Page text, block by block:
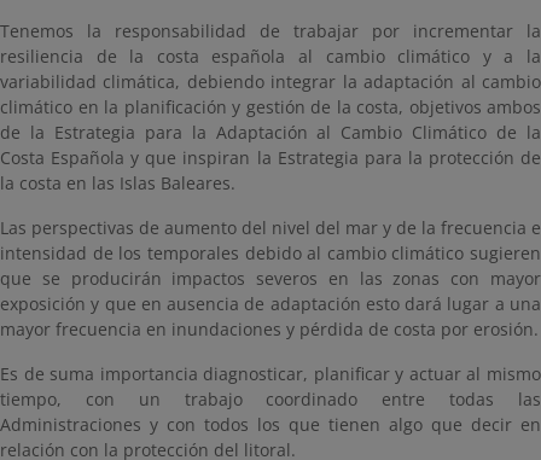
Tenemos la responsabilidad de trabajar por incrementar la
resiliencia de la costa española al cambio climático y a la
variabilidad climática, debiendo integrar la adaptación al cambio
climático en la planificación y gestión de la costa, objetivos ambos
de la Estrategia para la Adaptación al Cambio Climático de la
Costa Española y que inspiran la Estrategia para la protección de
la costa en las Islas Baleares.
Las perspectivas de aumento del nivel del mar y de la frecuencia e
intensidad de los temporales debido al cambio climático sugieren
que se producirán impactos severos en las zonas con mayor
exposición y que en ausencia de adaptación esto dará lugar a una
mayor frecuencia en inundaciones y pérdida de costa por erosión.
Es de suma importancia diagnosticar, planificar y actuar al mismo
tiempo, con un trabajo coordinado entre todas las
Administraciones y con todos los que tienen algo que decir en
relación con la protección del litoral.